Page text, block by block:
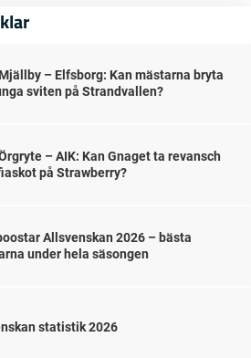
– Elfsborg: Kan mästarna bryta
sviten på Strandvallen?
– AIK: Kan Gnaget ta revansch
på Strawberry?
Allsvenskan 2026 – bästa
under hela säsongen
statistik 2026